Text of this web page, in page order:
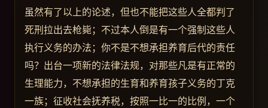
虽然有了以上的论述，但也不能把这些人全都判了
死刑拉出去枪毙；不过本人倒是有一个强制这些人
执行义务的办法；你不是不想承担养育后代的责任
吗？出台一项新的法律法规，对那些凡是有正常的
生理能力，不想承担的生育和养育孩子义务的丁克
一族；征收社会抚养税，按照一比一的比例，一个